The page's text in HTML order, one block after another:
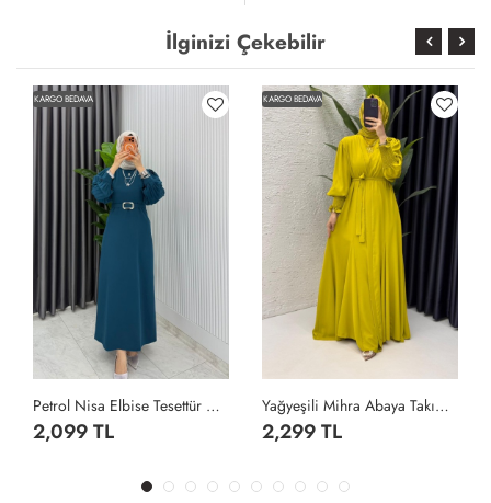
İlginizi Çekebilir
KARGO BEDAVA
Petrol Nisa Elbise Tesettür Giyim Petrol Yeşili
2,099 TL
KARGO BEDAVA
Yağyeşili Mihra Abaya Takım Tesettür Giyim Yağ Yeşili
2,299 TL